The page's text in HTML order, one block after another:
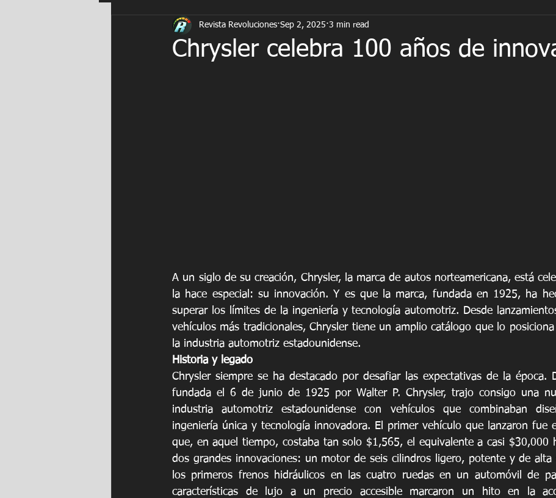
Drag Racing FORMULA E FORMULA 1 Extreme E
Chrysler celebra 100 años de
Revista Revoluciones Sep 2, 2025 3 min read
A un siglo de su creación, Chrysler, la marca de autos norteamericana, está
la hace especial: su innovación. Y es que la marca, fundada en 1925, ha
superar los límites de la ingeniería y tecnología automotriz. Desde
vehículos más tradicionales, Chrysler tiene un amplio catálogo que lo
la industria automotriz estadounidense.
Historia y legado
Chrysler siempre se ha destacado por desafiar las expectativas de la época.
fundada el 6 de junio de 1925 por Walter P. Chrysler, trajo consigo una
industria automotriz estadounidense con vehículos que combinaban
ingeniería única y tecnología innovadora. El primer vehículo que lanzaron fue
que, en aquel tiempo, costaba tan solo $1,565, el equivalente a casi $30,000
dos grandes innovaciones: un motor de seis cilindros ligero, potente y de alta
los primeros frenos hidráulicos en las cuatro ruedas en un automóvil de
características de lujo a un precio accesible marcaron un hito en la